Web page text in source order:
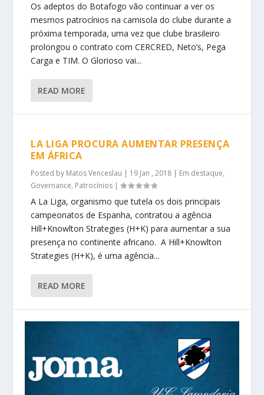
Os adeptos do Botafogo vão continuar a ver os
mesmos patrocínios na camisola do clube durante a
próxima temporada, uma vez que clube brasileiro
prolongou o contrato com CERCRED, Neto’s, Pega
Carga e TIM. O Glorioso vai...
READ MORE
LA LIGA PROCURA AUMENTAR PRESENÇA
EM ÁFRICA
Posted by Matos Venceslau | 19 Jan , 2018 | Em destaque,
Governance, Patrocínios |
A La Liga, organismo que tutela os dois principais
campeonatos de Espanha, contratou a agência
Hill+Knowlton Strategies (H+K) para aumentar a sua
presença no continente africano. A Hill+Knowlton
Strategies (H+K), é uma agência...
READ MORE